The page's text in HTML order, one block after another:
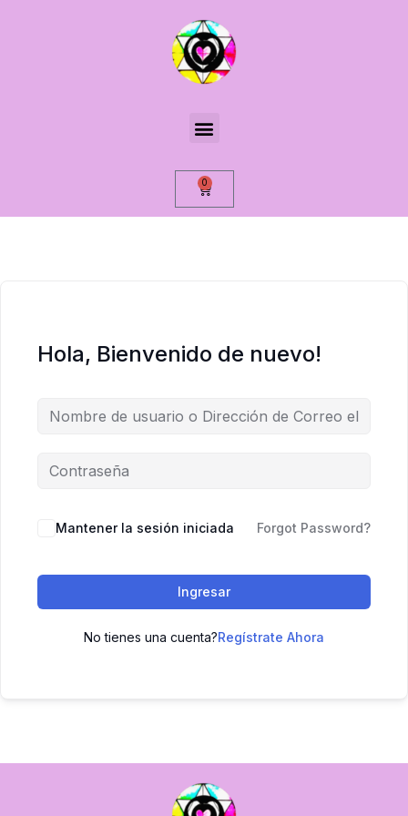
0
Hola, Bienvenido de nuevo!
Mantener la sesión iniciada Forgot Password?
Ingresar
No tienes una cuenta?Regístrate Ahora